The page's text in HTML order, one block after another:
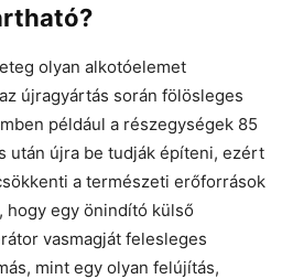
olyan alkotóelemet
újragyártás során fölösleges
például a részegységek 85
után újra be tudják építeni, ezért
a természeti erőforrások
hogy egy önindító külső
vasmagját felesleges
mint egy olyan felújítás,